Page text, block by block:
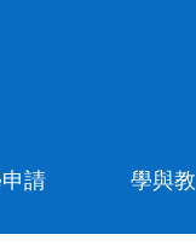
請 學與教